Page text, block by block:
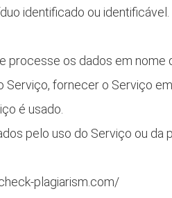
identificado ou identificável.
os dados em nome
fornecer o Serviço
é usado.
pelo uso do Serviço ou da
plagiarism.com/